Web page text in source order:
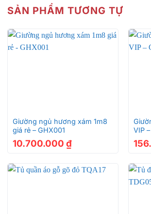
SẢN PHẨM TƯƠNG TỰ
Giường ngủ hương xám 1m8
giá rẻ – GHX001
10.700.000 ₫
VIP